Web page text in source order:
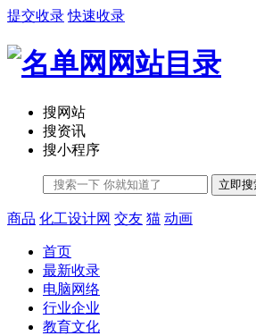
提交收录 快速收录
搜网站
搜资讯
搜小程序
立即搜
商品 化工设计网 交友 猫 动画
首页
最新收录
电脑网络
行业企业
教育文化